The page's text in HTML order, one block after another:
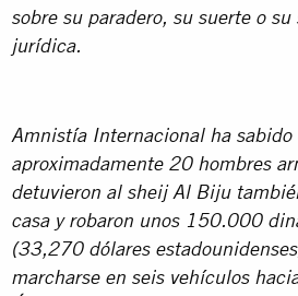
sobre su paradero, su suerte o
jurídica.
Amnistía Internacional ha sabido
aproximadamente 20 hombres
detuvieron al sheij Al Biju
casa y robaron unos 150.000
(33,270dólares
marcharse en seis vehículos